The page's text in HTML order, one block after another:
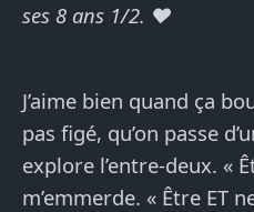
ses 8 ans 1/2. ❤️
J’aime bien quand ça
pas figé, qu’on passe
explore l’entre-deux. «
m’emmerde. « Être ET